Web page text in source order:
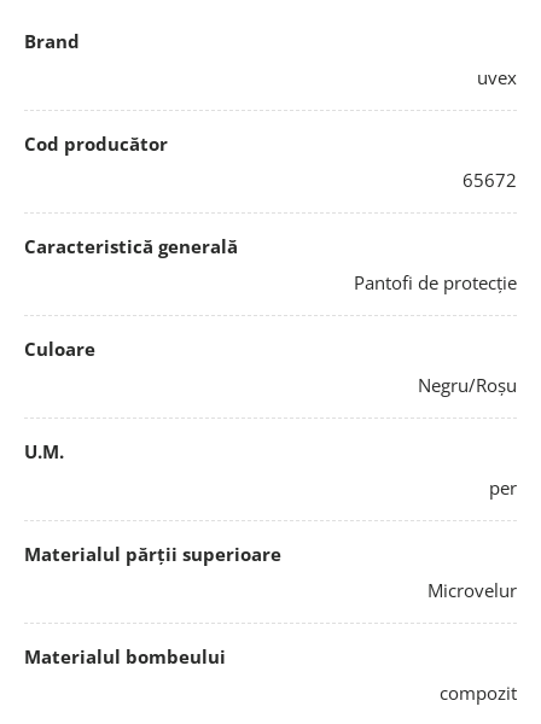
Brand
uvex
Cod producător
65672
Caracteristică generală
Pantofi de protecție
Culoare
Negru/Roșu
U.M.
per
Materialul părții superioare
Microvelur
Materialul bombeului
compozit